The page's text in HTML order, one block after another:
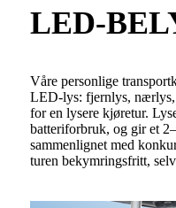
LED-
Våre personlige
LED-lys: fjernlys,
for en lysere kjøretur.
batteriforbruk, og gir et
sammenlignet med
turen bekymringsfritt,